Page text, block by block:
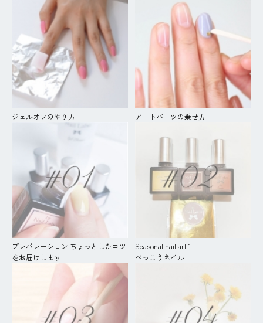
ジェルオフのやり方 アートパーツの乗せ方
プレパレーション ちょっとしたコツ
をお届けします
Seasonal nail art 1
べっこうネイル